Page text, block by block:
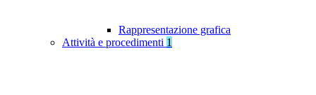
Rappresentazione grafica
Attività e procedimenti 1